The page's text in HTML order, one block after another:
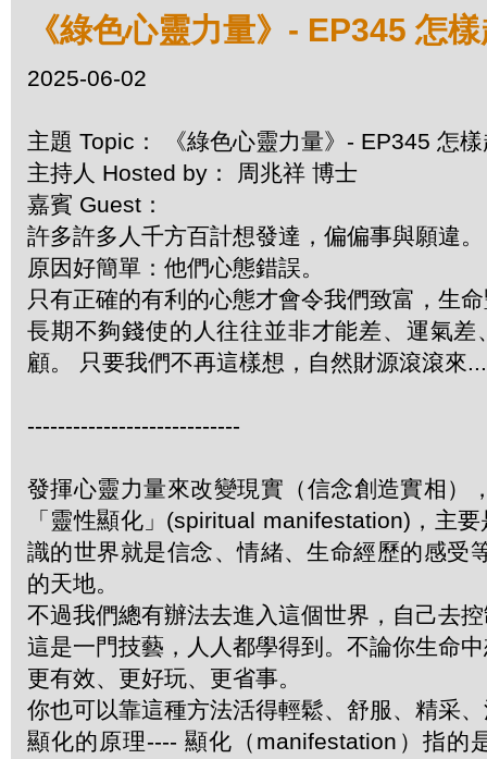
《綠色心靈力量》- EP345 怎
2025-06-02
主題 Topic： 《綠色心靈力量》- EP345 怎
主持人 Hosted by： 周兆祥 博士
嘉賓 Guest：
許多許多人千方百計想發達，偏偏事與願違
原因好簡單：他們心態錯誤。
只有正確的有利的心態才會令我們致富，生
長期不夠錢使的人往往並非才能差、運氣
顧。 只要我們不再這樣想，自然財源滾滾來
----------------------------
發揮心靈力量來改變現實（信念創造實相）
「靈性顯化」(spiritual manifestation)，主
識的世界就是信念、情緒、生命經歷的感受
的天地。
不過我們總有辦法去進入這個世界，自己去
這是一門技藝，人人都學得到。不論你生命
更有效、更好玩、更省事。
你也可以靠這種方法活得輕鬆、舒服、精采
顯化的原理---- 顯化（manifestation）指的